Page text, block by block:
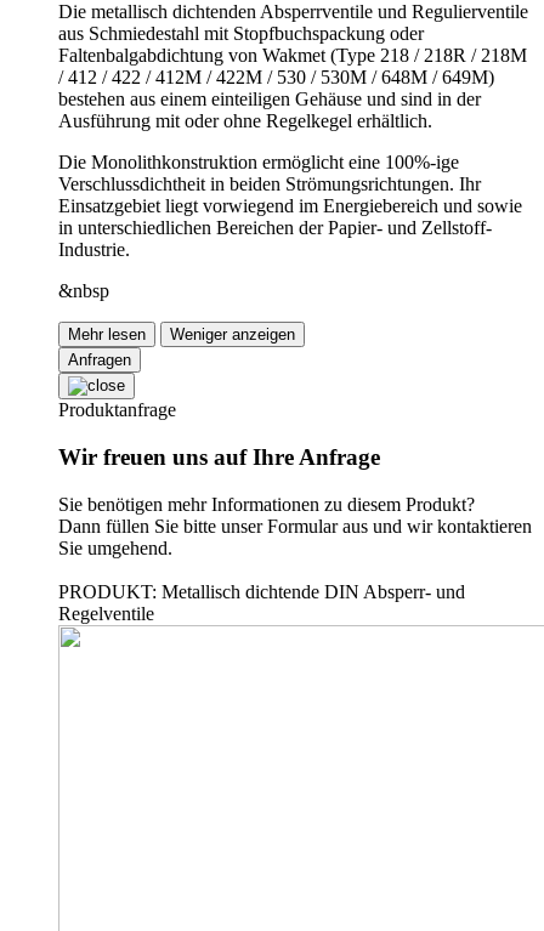
Die metallisch dichtenden Absperrventile und Regulierventile
aus Schmiedestahl mit Stopfbuchspackung oder
Faltenbalgabdichtung von Wakmet (Type 218 / 218R / 218M
/ 412 / 422 / 412M / 422M / 530 / 530M / 648M / 649M)
bestehen aus einem einteiligen Gehäuse und sind in der
Ausführung mit oder ohne Regelkegel erhältlich.
Die Monolithkonstruktion ermöglicht eine 100%-ige
Verschlussdichtheit in beiden Strömungsrichtungen. Ihr
Einsatzgebiet liegt vorwiegend im Energiebereich und sowie
in unterschiedlichen Bereichen der Papier- und Zellstoff-
Industrie.
&nbsp
Mehr lesen
Weniger anzeigen
Anfragen
Produktanfrage
Wir freuen uns auf Ihre Anfrage
Sie benötigen mehr Informationen zu diesem Produkt?
Dann füllen Sie bitte unser Formular aus und wir kontaktieren
Sie umgehend.
PRODUKT: Metallisch dichtende DIN Absperr- und
Regelventile